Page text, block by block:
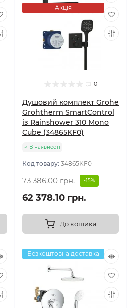
Акція
0
Душовий комплект Grohe
Grohtherm SmartControl
із Rainshower 310 Mono
Cube (34865KF0)
В наявності
Код товару: 34865KF0
73 386.00 грн. -15%
62 378.10 грн.
До кошика
Безкоштовна доставка